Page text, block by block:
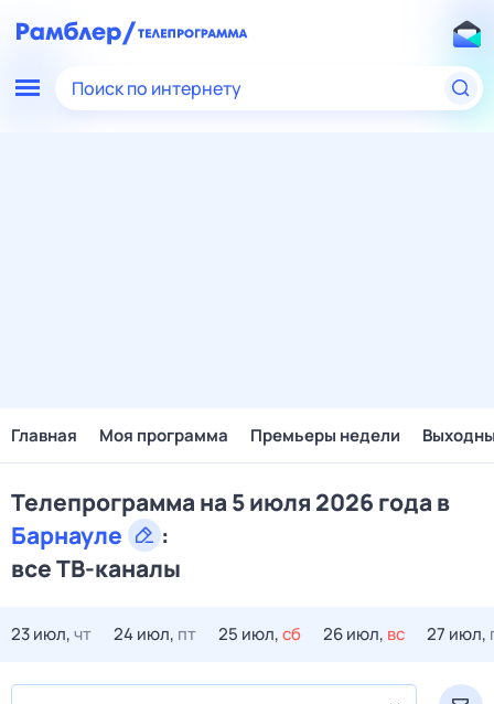
Поиск по интернету
Главная Моя программа Премьеры недели
Телепрограмма на 5 июля 2026 года в
Барнауле
:
все ТВ-каналы
23 июл,чт 24 июл, пт 25 июл,сб 26 июл, вс 27 июл,